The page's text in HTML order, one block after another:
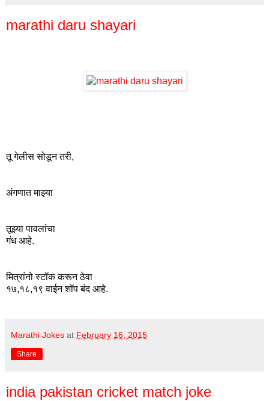
marathi daru shayari
तू गेलीस ‪सोडून‬ तरी,
अंगणात‬ माझ्या
तूझ्या ‪पावलांचा‬
गंध‬ आहे.
मित्रांनो स्टॉक‬ करून ठेवा
१७,१८,१९ वाईन शॉप‬ बंद आहे.
Marathi Jokes at February 16, 2015
Share
india pakistan cricket match joke